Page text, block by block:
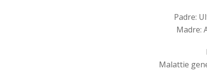
Padre:
Madre:
Malattie